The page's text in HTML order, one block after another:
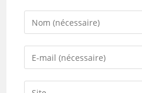
Enter
your
name
Enter
your
email
Saisir